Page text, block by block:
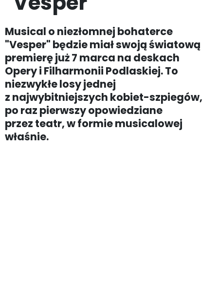
Musical o niezłomnej bohaterce
"Vesper" będzie miał swoją światową
premierę już 7 marca na deskach
Opery i Filharmonii Podlaskiej. To
niezwykłe losy jednej
z najwybitniejszych kobiet-szpiegów,
po raz pierwszy opowiedziane
przez teatr, w formie musicalowej
właśnie.